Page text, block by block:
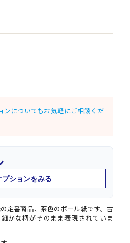
→
ンについてもお気軽にご相談くだ
プションをみる
定番商品、茶色のボール紙です。古
かな柄がそのまま表現されていま